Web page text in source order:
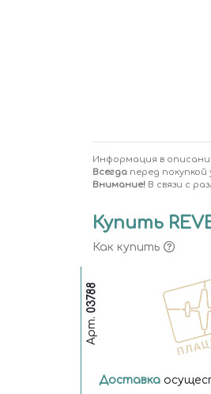
Информация в
Всегда перед
Внимание! В связи с
Купить
Как купить
Арт.
03788
Доставка